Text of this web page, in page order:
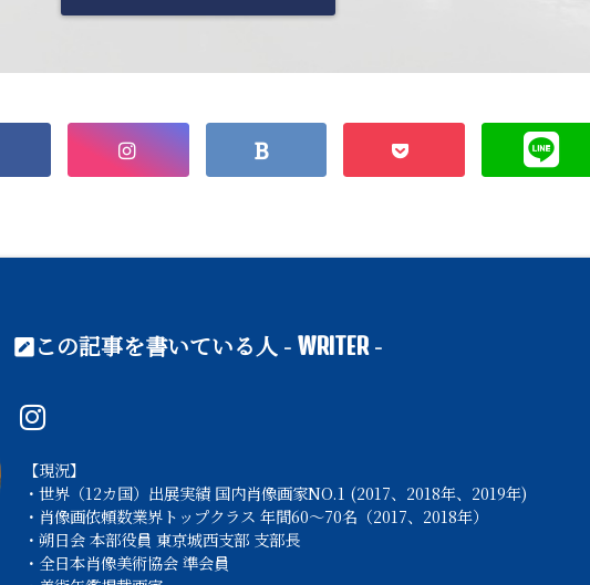
この記事を書いている人 - WRITER-
【現況】
・世界（12カ国）出展実績 国内肖像画家NO.1 (2017、2018年、2019年)
・肖像画依頼数業界トップクラス 年間60〜70名（2017、2018年）
・朔日会 本部役員 東京城西支部 支部長
・全日本肖像美術協会 準会員